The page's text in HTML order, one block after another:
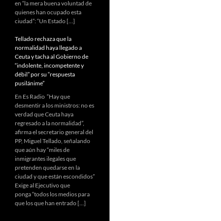
en “la mera buena voluntad de
quienes han ocupado esta
ciudad”: “Un Estado […]
Tellado rechaza que la
normalidad haya llegado a
Ceuta y tacha al Gobierno de
“indolente, incompetente y
débil” por su “respuesta
pusilánime”
En Es Radio “Hay que
desmentir a los ministros: no es
verdad que Ceuta haya
regresado a la normalidad”,
afirma el secretario general del
PP, Miguel Tellado, señalando
que aún hay “miles de
inmigrantes ilegales que
pretenden quedarse en la
ciudad y que están escondidos”
Exige al Ejecutivo que
ponga “todos los medios para
que los que han entrado […]